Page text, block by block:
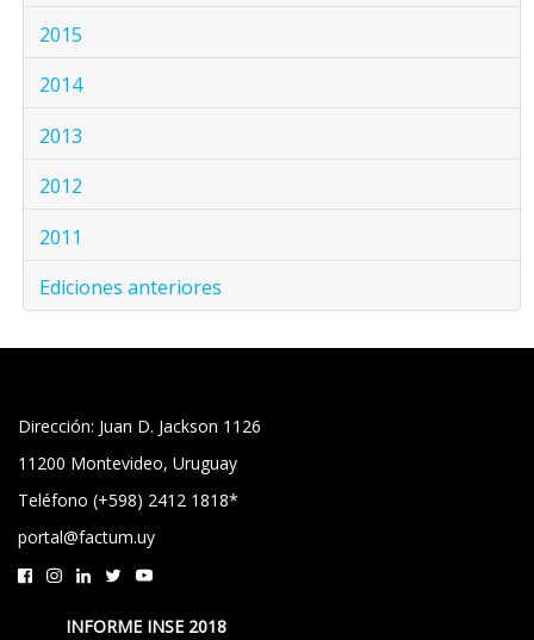
2015
2014
2013
2012
2011
Ediciones anteriores
Dirección: Juan D. Jackson 1126
11200 Montevideo, Uruguay
Teléfono (+598) 2412 1818*
portal@factum.uy
INFORME INSE 2018